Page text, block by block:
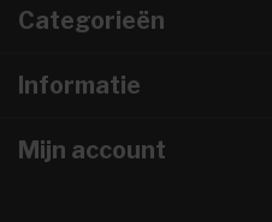
Categorieën
Informatie
Mijn account